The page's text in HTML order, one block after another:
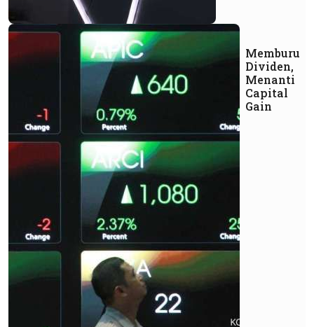
Memburu
Dividen,
Menanti
Capital
Gain